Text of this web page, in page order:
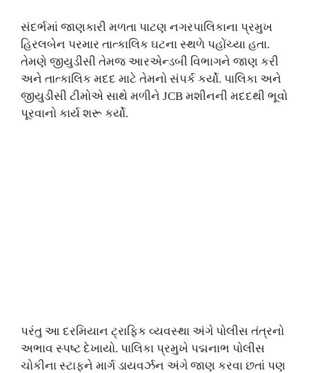
સંદર્ભમાં જાણકારી મળતા પાટણ નગરપાલિકાના પ્રમુખ
હિરલબેન પરમાર તાત્કાલિક ઘટના સ્થળે પહોંચ્યા હતા.
તેમણે જીયુડીસી તેમજ આરએન્ડબી વિભાગને જાણ કરી
અને તાત્કાલિક મદદ માટે તેમનો સંપર્ક કર્યો. પાલિકા અને
જીયુડીસી ટીમોએ સાથે મળીને JCB મશીનની મદદથી ભૂવો
પૂરવાનો કાર્ય શરૂ કર્યો.
પરંતુ આ દરમિયાન ટ્રાફિક વ્યવસ્થા અંગે પોલીસ તંત્રનો
અભાવ સ્પષ્ટ દેખાયો. પાલિકા પ્રમુખે પદ્મનાભ પોલીસ
ચોકીના સ્ટાફને માર્ગ ડાયવર્ઝન અંગે જાણ કરવા છતાં પણ